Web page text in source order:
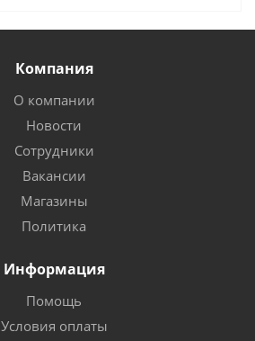
Компания
О компании
Новости
Сотрудники
Вакансии
Магазины
Политика
Информация
Помощь
Условия оплаты